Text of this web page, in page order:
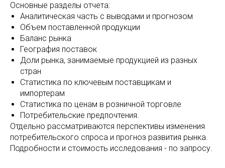
Основные разделы отчета:
Аналитическая часть с выводами и прогнозом
Объем поставленной продукции
Баланс рынка
География поставок
Доли рынка, занимаемые продукцией из разных
стран
Статистика по ключевым поставщикам и
импортерам
Статистика по ценам в розничной торговле
Потребительские предпочтения.
Отдельно рассматриваются перспективы изменения
потребительского спроса и прогноз развития рынка.
Подробности и стоимость исследования - по запросу.